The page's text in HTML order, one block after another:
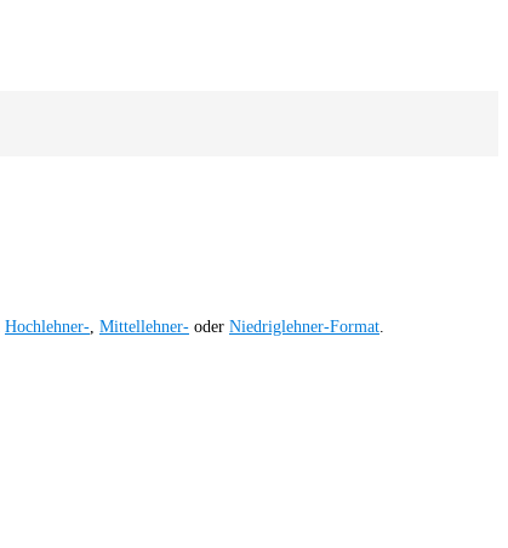
Hochlehner- Mittellehner- oder Niedriglehner-Format